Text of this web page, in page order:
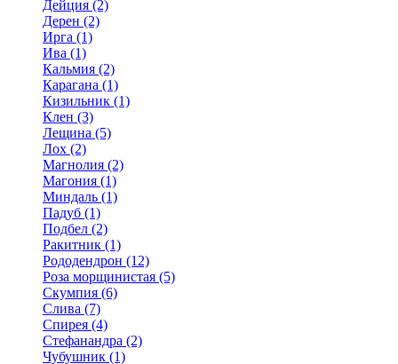
Дейция (2)
Дерен (2)
Ирга (1)
Ива (1)
Кальмия (2)
Карагана (1)
Кизильник (1)
Клен (3)
Лещина (5)
Лох (2)
Магнолия (2)
Магония (1)
Миндаль (1)
Падуб (1)
Подбел (2)
Ракитник (1)
Рододендрон (12)
Роза морщинистая (5)
Скумпия (6)
Слива (7)
Спирея (4)
Стефанандра (2)
Чубушник (1)